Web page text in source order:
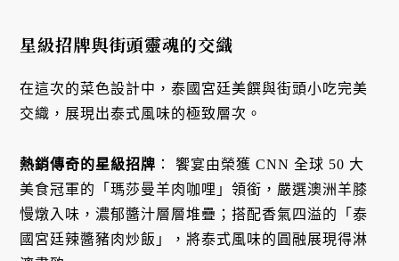
星級招牌與街頭靈魂的交織
在這次的菜色設計中，泰國宮廷美饌與街頭小吃完美
交織，展現出泰式風味的極致層次。
熱銷傳奇的星級招牌 ： 饗宴由榮獲 CNN 全球 50 大
美食冠軍的「瑪莎曼羊肉咖哩」領銜，嚴選澳洲羊膝
慢燉入味，濃郁醬汁層層堆疊；搭配香氣四溢的「泰
國宮廷辣醬豬肉炒飯」，將泰式風味的圓融展現得淋